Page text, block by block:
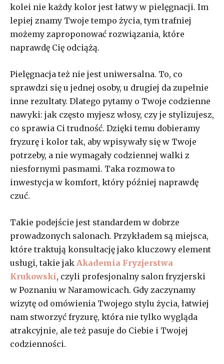
kolei nie każdy kolor jest łatwy w pielęgnacji. Im
lepiej znamy Twoje tempo życia, tym trafniej
możemy zaproponować rozwiązania, które
naprawdę Cię odciążą.
Pielęgnacja też nie jest uniwersalna. To, co
sprawdzi się u jednej osoby, u drugiej da zupełnie
inne rezultaty. Dlatego pytamy o Twoje codzienne
nawyki: jak często myjesz włosy, czy je stylizujesz,
co sprawia Ci trudność. Dzięki temu dobieramy
fryzurę i kolor tak, aby wpisywały się w Twoje
potrzeby, a nie wymagały codziennej walki z
niesfornymi pasmami. Taka rozmowa to
inwestycja w komfort, który później naprawdę
czuć.
Takie podejście jest standardem w dobrze
prowadzonych salonach. Przykładem są miejsca,
które traktują konsultację jako kluczowy element
usługi, takie jak Akademia Fryzjerstwa
Krukowski, czyli profesjonalny salon fryzjerski
w Poznaniu w Naramowicach. Gdy zaczynamy
wizytę od omówienia Twojego stylu życia, łatwiej
nam stworzyć fryzurę, która nie tylko wygląda
atrakcyjnie, ale też pasuje do Ciebie i Twojej
codzienności.